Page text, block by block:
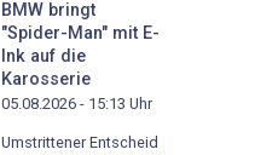
BMW bringt
"Spider-Man" mit E-
Ink auf die
Karosserie
05.08.2026 - 15:13 Uhr
Umstrittener Entscheid